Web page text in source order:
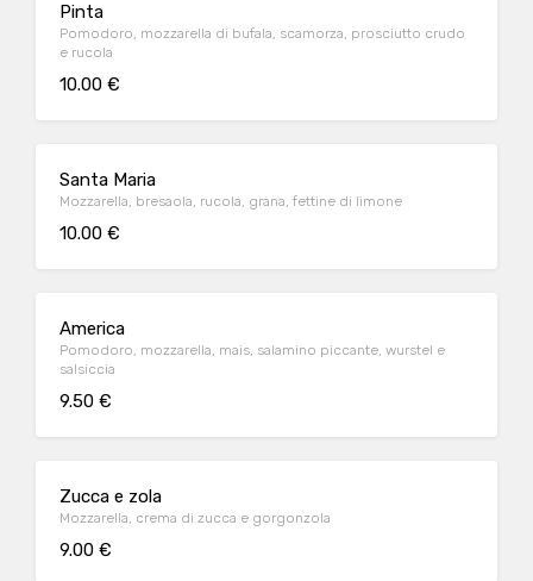
Pinta
Pomodoro, mozzarella di bufala, scamorza, prosciutto crudo
e rucola
10.00 €
Santa Maria
Mozzarella, bresaola, rucola, grana, fettine di limone
10.00 €
America
Pomodoro, mozzarella, mais, salamino piccante, wurstel e
salsiccia
9.50 €
Zucca e zola
Mozzarella, crema di zucca e gorgonzola
9.00 €